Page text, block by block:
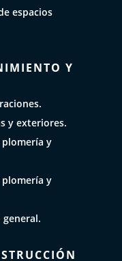
espacios
Y
y exteriores.
plomería y
plomería y